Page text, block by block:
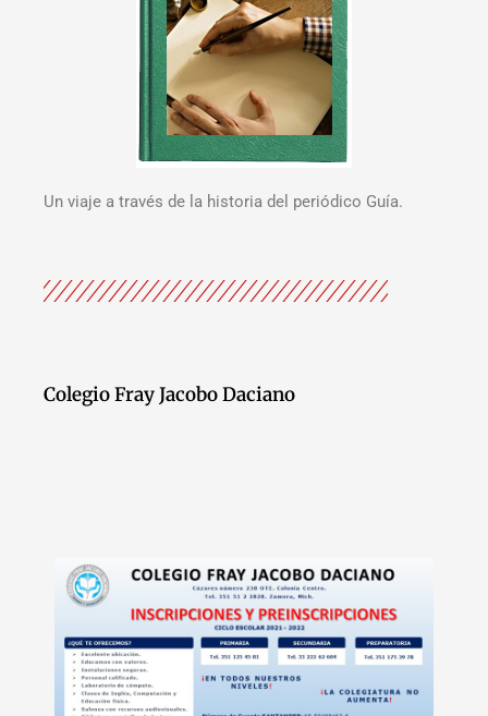
Un viaje a través de la historia del periódico Guía.
Colegio Fray Jacobo Daciano